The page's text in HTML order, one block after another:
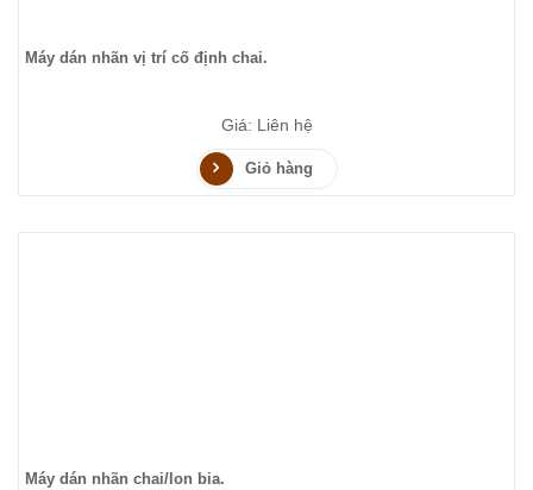
Máy dán nhãn vị trí cố định chai.
Giá: Liên hệ
Giỏ hàng
Máy dán nhãn chai/lon bia.